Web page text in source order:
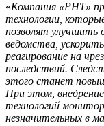
«Компания «РНТ»
технологии,
позволят улучшить
ведомства, ускорить
реагирование на
последствий.
этого станет
При этом, внедрение
технологий
незначительных в